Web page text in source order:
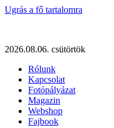
Ugrás a fő tartalomra
2026.08.06. csütörtök
Rólunk
Kapcsolat
Fotópályázat
Magazin
Webshop
Fajbook